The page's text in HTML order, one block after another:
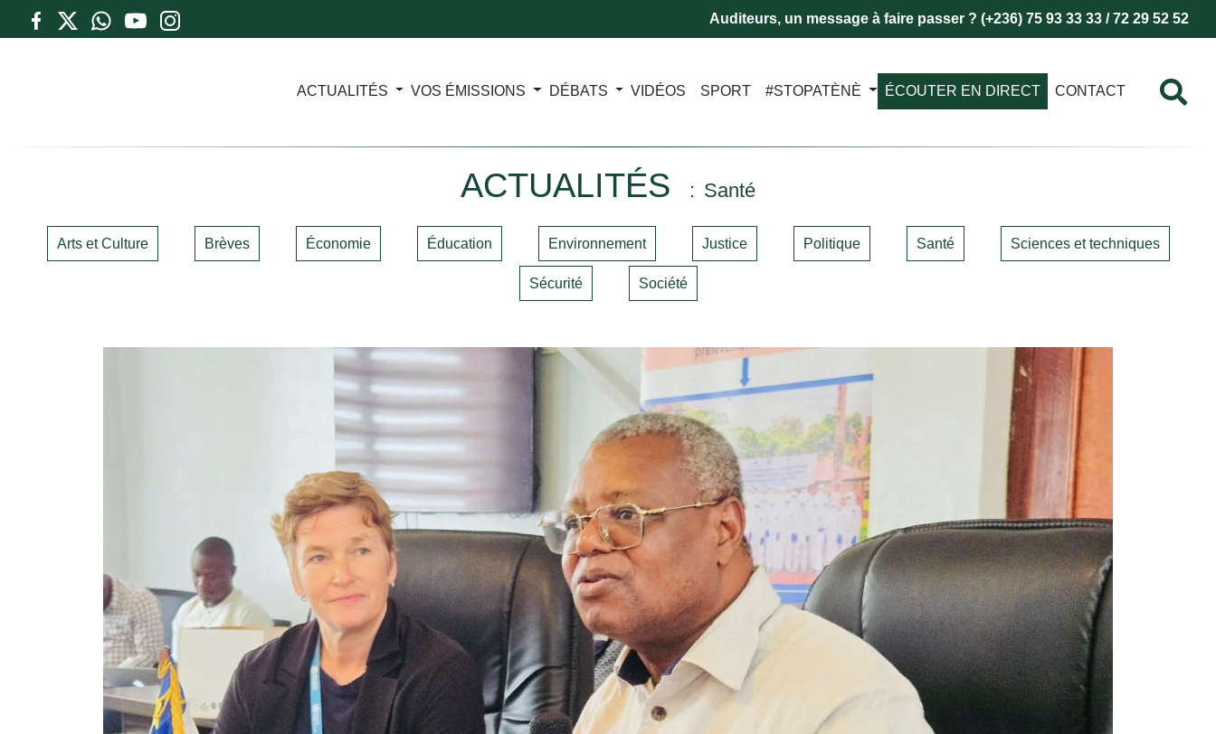
Auditeurs, un message à faire passer ? (+236) 75 93 33 33 / 72 29 52 52
ACTUALITÉS VOS ÉMISSIONS DÉBATS VIDÉOS SPORT #STOPATÈNÈ ÉCOUTER EN DIRECT CONTACT
ACTUALITÉS Santé
Arts et Culture Brèves Économie Éducation Environnement Justice Politique Santé Sciences et techniques
Sécurité Société